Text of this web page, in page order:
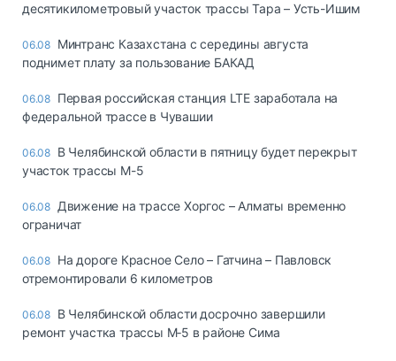
десятикилометровый участок трассы Тара – Усть-Ишим
06.08 Минтранс Казахстана с середины августа
поднимет плату за пользование БАКАД
06.08 Первая российская станция LTE заработала на
федеральной трассе в Чувашии
06.08 В Челябинской области в пятницу будет перекрыт
участок трассы М-5
06.08 Движение на трассе Хоргос – Алматы временно
ограничат
06.08 На дороге Красное Село – Гатчина – Павловск
отремонтировали 6 километров
06.08 В Челябинской области досрочно завершили
ремонт участка трассы М‑5 в районе Сима